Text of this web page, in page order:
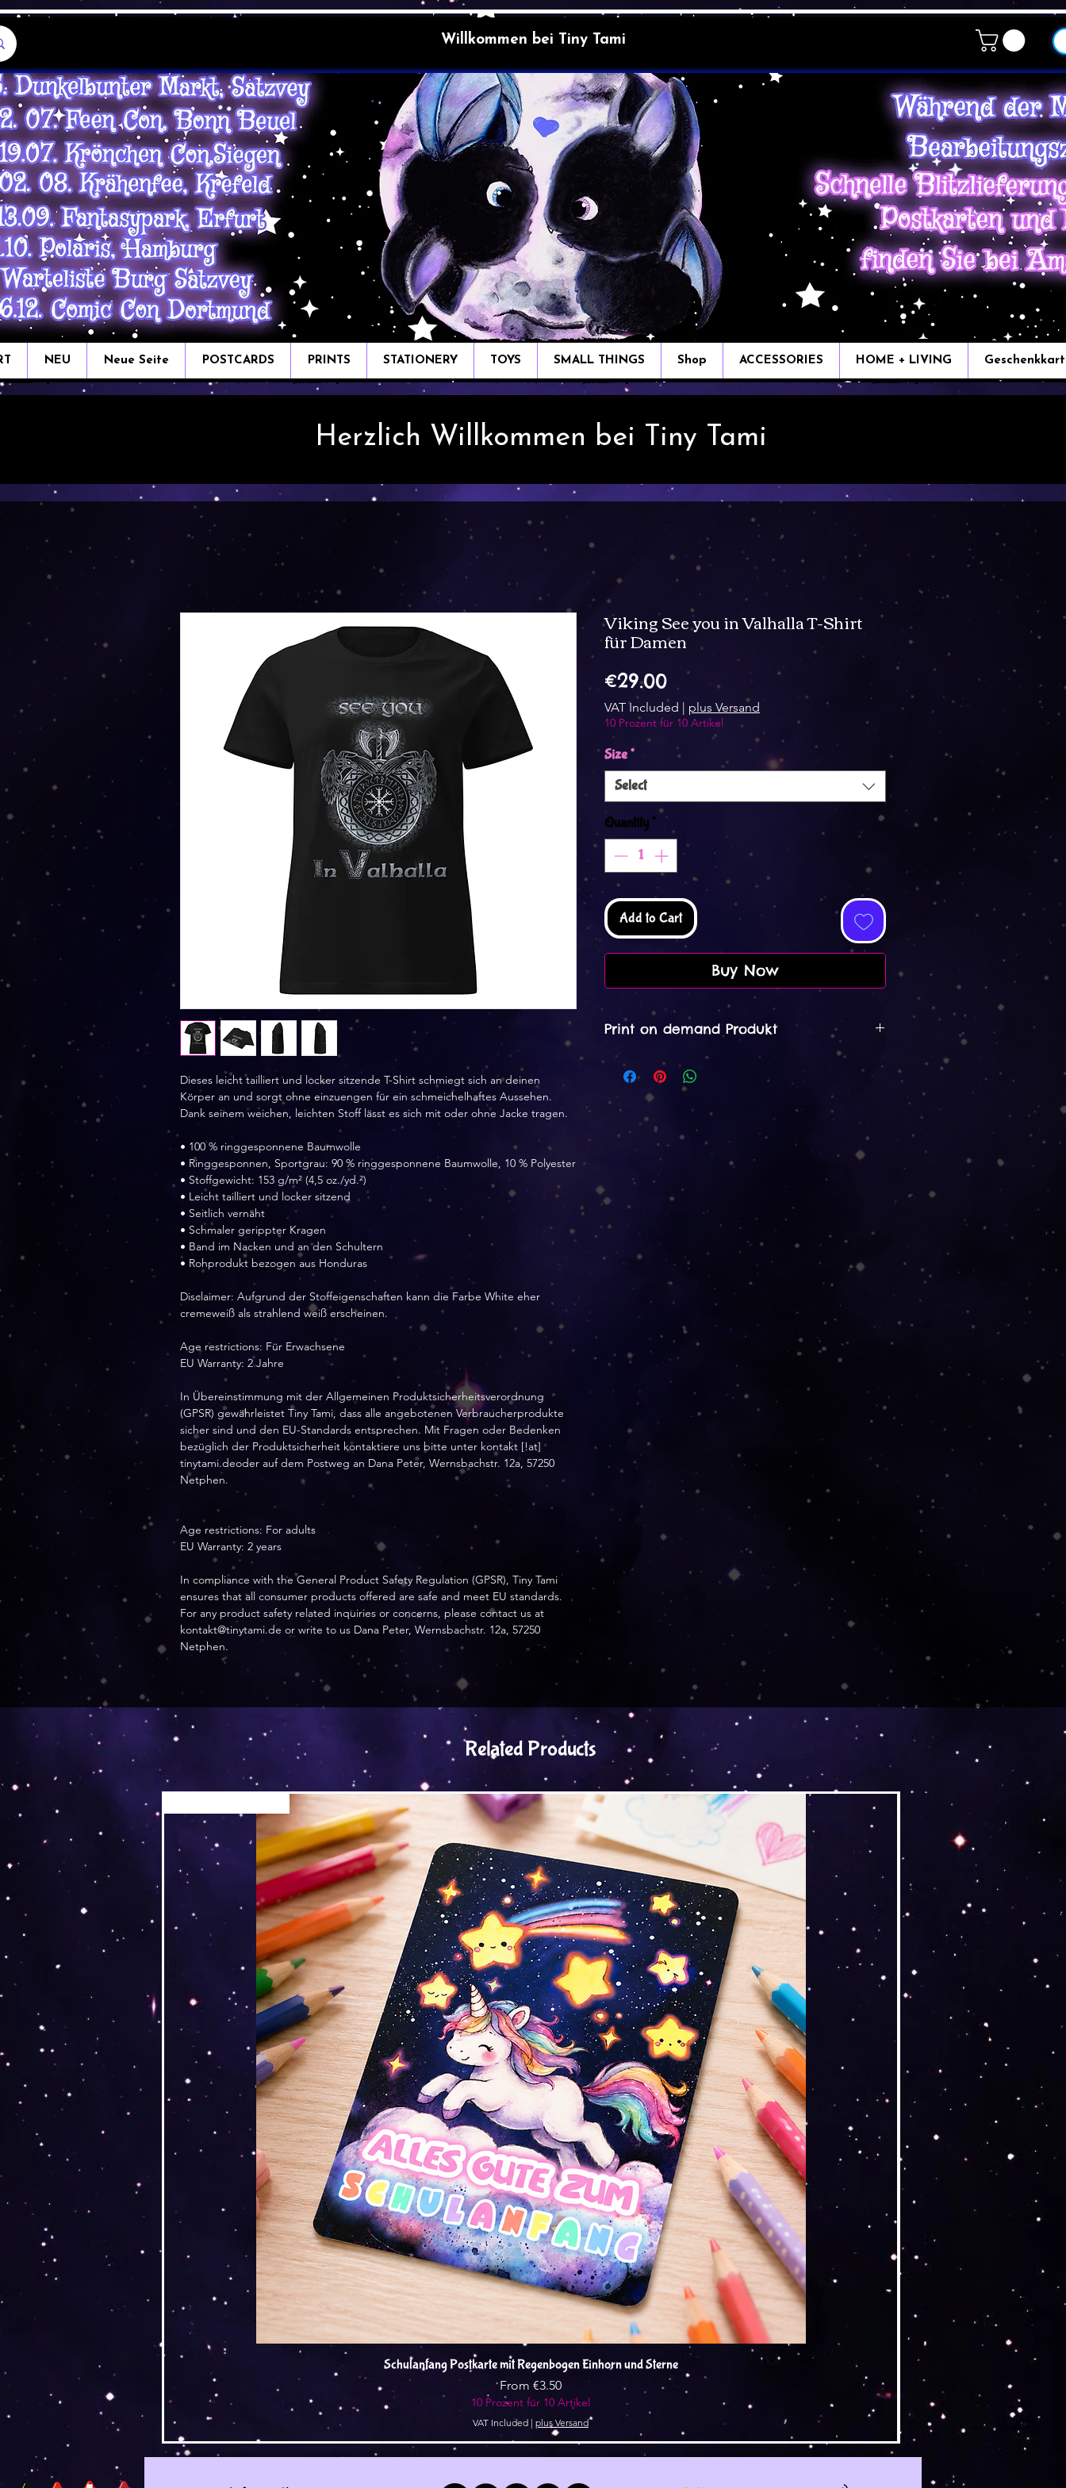
Willkommen bei Tiny Tami
NEU Neue Seite POSTCARDS PRINTS STATIONERY TOYS SMALL THINGS Shop ACCESSORIES HOME + LIVING
Herzlich Willkommen bei Tiny Tami
Dieses leicht tailliert und locker sitzende T-Shirt schmiegt sich an deinen
Körper an und sorgt ohne einzuengen für ein schmeichelhaftes Aussehen.
Dank seinem weichen, leichten Stoff lässt es sich mit oder ohne Jacke tragen.
• 100 % ringgesponnene Baumwolle
• Ringgesponnen, Sportgrau: 90 % ringgesponnene Baumwolle, 10 % Polyester
• Stoffgewicht: 153 g/m² (4,5 oz./yd.²)
• Leicht tailliert und locker sitzend
• Seitlich vernäht
• Schmaler gerippter Kragen
• Band im Nacken und an den Schultern
• Rohprodukt bezogen aus Honduras
Disclaimer: Aufgrund der Stoffeigenschaften kann die Farbe White eher
cremeweiß als strahlend weiß erscheinen.
Age restrictions: Für Erwachsene
EU Warranty: 2 Jahre
In Übereinstimmung mit der Allgemeinen Produktsicherheitsverordnung
(GPSR) gewährleistet Tiny Tami, dass alle angebotenen Verbraucherprodukte
sicher sind und den EU-Standards entsprechen. Mit Fragen oder Bedenken
bezüglich der Produktsicherheit kontaktiere uns bitte unter kontakt [!at]
tinytami.deoder auf dem Postweg an Dana Peter, Wernsbachstr. 12a, 57250
Netphen.
Age restrictions: For adults
EU Warranty: 2 years
In compliance with the General Product Safety Regulation (GPSR), Tiny Tami
ensures that all consumer products offered are safe and meet EU standards.
For any product safety related inquiries or concerns, please contact us at
kontakt@tinytami.de or write to us Dana Peter, Wernsbachstr. 12a, 57250
Netphen.
Viking See you in Valhalla T-Shirt
für Damen
€29.00Price
VAT Included | plus Versand
10 Prozent für 10 Artikel
Size*
Select
Quantity*
Add to Cart
Buy Now
Print on demand Produkt
Print on Demand aus Lettland
Bearbeitungszeit 3 - 6 Tage
Versandzeit je nach Bestimmungsland 3 - 6 Tage
Related Products
Quick View
Schulanfang Postkarte mit Regenbogen Einhorn und Sterne
From €3.50
Sale Price
10 Prozent für 10 Artikel
VAT Included | plus Versand
Versand by Tiny Tami